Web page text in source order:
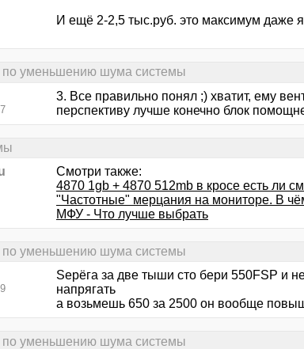
И ещё 2-2,5 тыс.руб. это максимум даже
по уменьшению шума системы
3. Все правильно понял ;) хватит, ему
перспективу лучше конечно блок
Смотри также:
4870 1gb + 4870 512mb в кросе есть ли
"Частотные" мерцания на мониторе. В
МФУ - Что лучше выбрать
по уменьшению шума системы
Sерёга за две тыши сто бери 550FSP и
напрягать
а возьмешь 650 за 2500 он вообще
по уменьшению шума системы